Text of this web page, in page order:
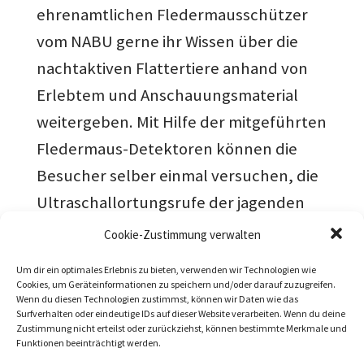
Cookie-Zustimmung verwalten
Um dir ein optimales Erlebnis zu bieten, verwenden wir Technologien wie
Cookies, um Geräteinformationen zu speichern und/oder darauf zuzugreifen.
Wenn du diesen Technologien zustimmst, können wir Daten wie das
Surfverhalten oder eindeutige IDs auf dieser Website verarbeiten. Wenn du deine
Zustimmung nicht erteilst oder zurückziehst, können bestimmte Merkmale und
Funktionen beeinträchtigt werden.
ehrenamtlichen Fledermausschützer
vom NABU gerne ihr Wissen über die
nachtaktiven Flattertiere anhand von
Erlebtem und Anschauungsmaterial
weitergeben. Mit Hilfe der mitgeführten
Fledermaus-Detektoren können die
Besucher selber einmal versuchen, die
Ultraschallortungsrufe der jagenden
Fledermäuse hörbar zu machen. Dabei
natürlichen Umgebung während ihrer
Jagdflüge nach Mücken, Käfern, Faltern
und anderen Insekten beobachtet und